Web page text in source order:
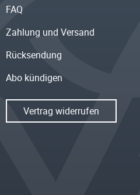
FAQ
Zahlung und Versand
Rücksendung
Abo kündigen
Vertrag widerrufen